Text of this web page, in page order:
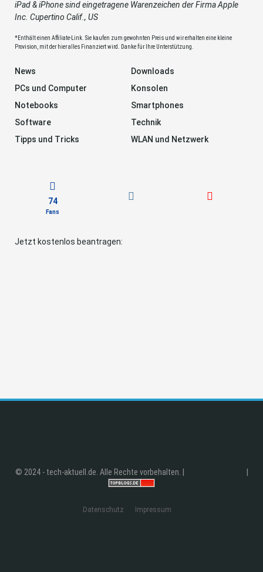
iPad & iPhone sind eingetragene Warenzeichen der Firma Apple
Inc. Cupertino Calif., US
*Enthält einen Affiliate-Link. Sie kaufen zum gewohnten Preis und wir erhalten eine kleine
Provision, mit der hier alles Finanziert wird. Danke für Ihre Unterstützung.
News
Downloads
PCs und Computer
Konsolen
Notebooks
Smartphones
Software
Technik
Tipps und Tricks
WLAN und Netzwerk
74
Fans
Jetzt kostenlos beantragen:
© 2024 - tech-aktuell.de. Alle Rechte vorbehalten. |
Datenschutz Impressum